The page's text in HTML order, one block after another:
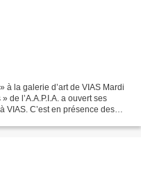
à la galerie d’art de VIAS Mardi
de l’A.A.P.I.A. a ouvert ses
VIAS. C’est en présence des